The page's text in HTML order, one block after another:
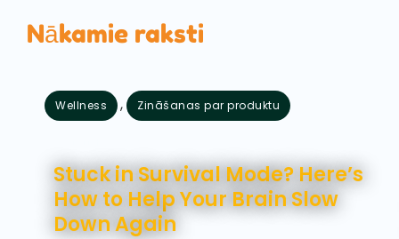
Nākamie raksti
Wellness , Zināšanas par produktu
Stuck in Survival Mode? Here’s
How to Help Your Brain Slow
Down Again